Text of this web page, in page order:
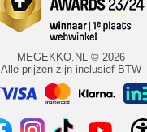
MEGEKKO.NL © 2026
Alle prijzen zijn inclusief BTW